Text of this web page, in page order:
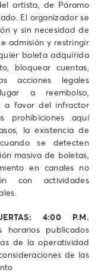
artista, de Páramo
El organizador se
y sin necesidad de
admisión y restringir
boleta adquirida
bloquear cuentas,
acciones legales
a reembolso,
a favor del infractor
prohibiciones aquí
la existencia de
se detecten
masiva de boletas,
en canales no
con actividades
4:00 P.M.
publicados
de la operatividad
de las